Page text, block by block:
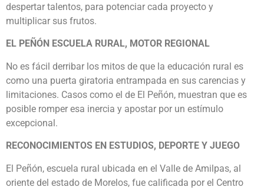
despertar talentos, para potenciar cada proyecto y
multiplicar sus frutos.
EL PEÑÓN ESCUELA RURAL, MOTOR REGIONAL
No es fácil derribar los mitos de que la educación rural es
como una puerta giratoria entrampada en sus carencias y
limitaciones. Casos como el de El Peñón, muestran que es
posible romper esa inercia y apostar por un estímulo
excepcional.
RECONOCIMIENTOS EN ESTUDIOS, DEPORTE Y JUEGO
El Peñón, escuela rural ubicada en el Valle de Amilpas, al
oriente del estado de Morelos, fue calificada por el Centro